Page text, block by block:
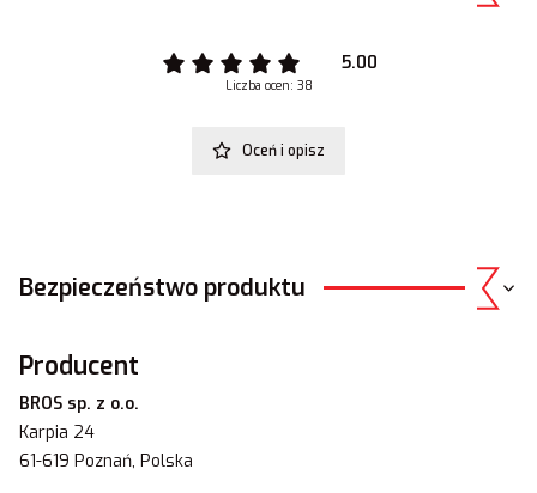
5.00
Liczba ocen: 38
Oceń i opisz
Bezpieczeństwo produktu
Producent
BROS sp. z o.o.
Karpia 24
61-619 Poznań, Polska